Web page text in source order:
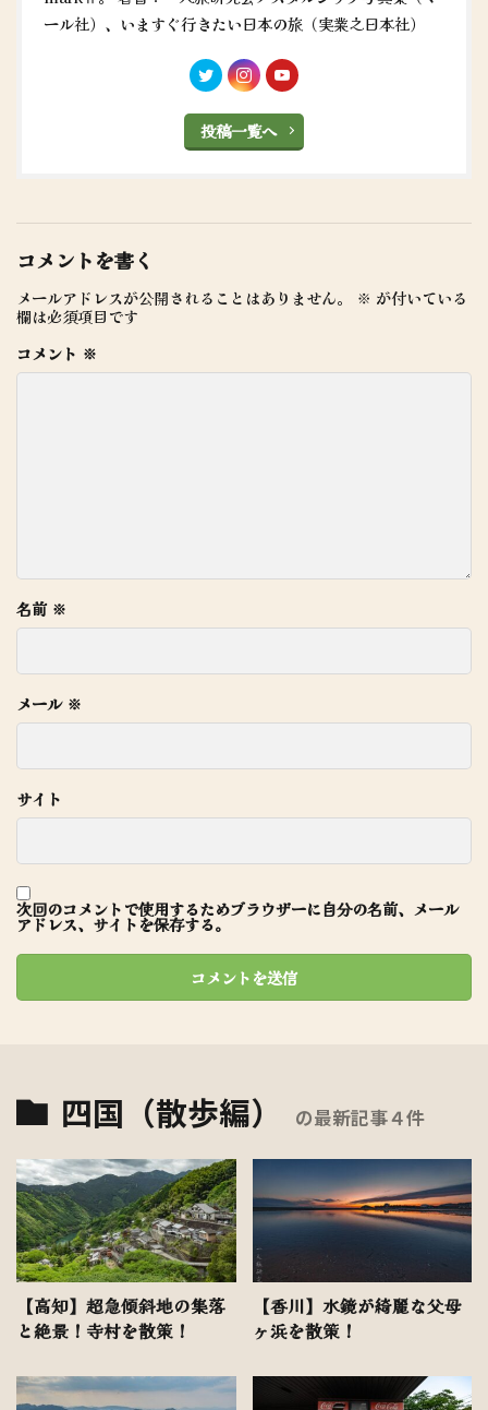
ール社）、いますぐ行きたい日本の旅（実業之日本社）
投稿一覧へ
コメントを書く
メールアドレスが公開されることはありません。 ※ が付いている
欄は必須項目です
コメント ※
名前 ※
メール ※
サイト
次回のコメントで使用するためブラウザーに自分の名前、メール
アドレス、サイトを保存する。
四国（散歩編） の最新記事４件
【高知】超急傾斜地の集落
と絶景！寺村を散策！
【香川】水鏡が綺麗な父母
ヶ浜を散策！